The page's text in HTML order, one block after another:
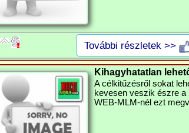
További részletek >>
Kihagyhatatlan
A célkitűzésről sokat
kevesen veszik észre a
WEB-MLM-nél ezt